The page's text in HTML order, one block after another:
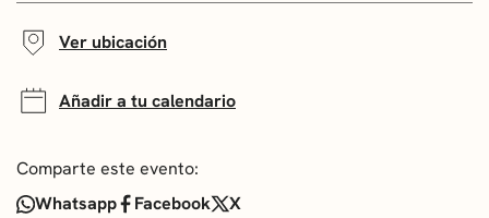
Ver ubicación
Añadir a tu calendario
Comparte este evento:
Whatsapp
Facebook X